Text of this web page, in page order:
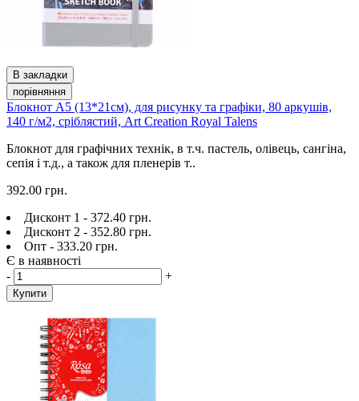
В закладки
порівняння
Блокнот А5 (13*21см), для рисунку та графіки, 80 аркушів,
140 г/м2, сріблястий, Art Creation Royal Talens
Блокнот для графічних технік, в т.ч. пастель, олівець, сангіна,
сепія і т.д., а також для пленерів т..
392.00 грн.
Дисконт 1 - 372.40 грн.
Дисконт 2 - 352.80 грн.
Опт - 333.20 грн.
Є в наявності
-
+
Купити